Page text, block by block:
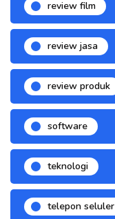
review film
review jasa
review produk
software
teknologi
telepon seluler